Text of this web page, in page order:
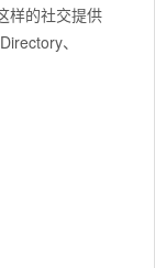
样的社交提供
、